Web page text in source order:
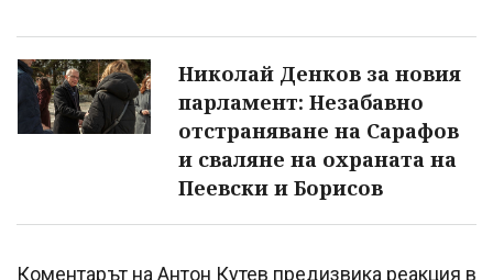
Николай Денков за новия
парламент: Незабавно
отстраняване на Сарафов
и сваляне на охраната на
Пеевски и Борисов
Коментарът на Антон Кутев предизвика реакция в